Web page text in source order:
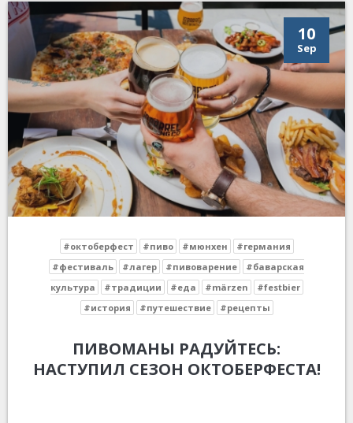
10
Sep
#октоберфест #пиво #мюнхен
#германия
#фестиваль
#лагер #пивоварение
#баварская
культура
#традиции #еда #märzen
#festbier
#история
#путешествие #рецепты
ПИВОМАНЫ РАДУЙТЕСЬ:
НАСТУПИЛ СЕЗОН ОКТОБЕРФЕСТА!